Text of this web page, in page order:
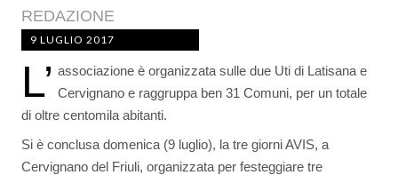
REDAZIONE
9 LUGLIO 2017
L’ associazione è organizzata sulle due Uti di Latisana e
Cervignano e raggruppa ben 31 Comuni, per un totale
di oltre centomila abitanti.
Si è conclusa domenica (9 luglio), la tre giorni AVIS, a
Cervignano del Friuli, organizzata per festeggiare tre